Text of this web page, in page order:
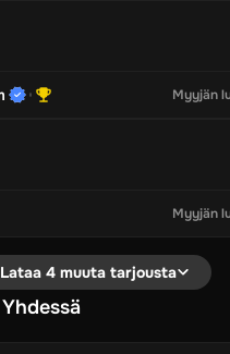
Myyjän
Myyjän
Lataa 4 muuta tarjousta